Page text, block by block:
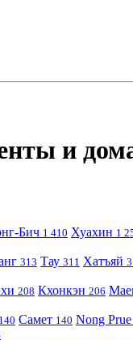
и
Бич 1 410 Хуахин 1
313 Тау 311 Хатъяй
208 Кхонкэн 206
140 Самет 140 Nong Prue